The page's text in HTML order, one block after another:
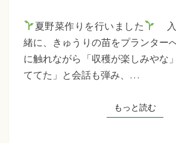
夏野菜作りを行いました
入
緒に、きゅうりの苗をプランター
に触れながら「収穫が楽しみやな
ててた」と会話も弾み、…
もっと読むもっ